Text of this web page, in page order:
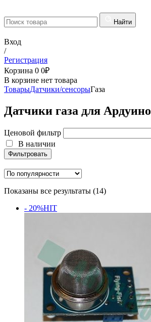
Найти
Вход
/
Регистрация
Корзина 0 0₽
В корзине нет товара
ТоварыДатчики/сенсорыГаза
Датчики газа для Ардуино
Ценовой фильтр
В наличии
Фильтровать
В наличии
Показаны все результаты (14)Сортировка:
- 20%HIT